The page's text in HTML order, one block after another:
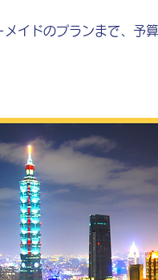
イドのプランまで、予算